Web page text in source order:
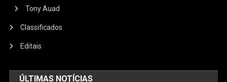
Tony Auad
Classificados
Editais
ÚLTIMAS NOTÍCIAS